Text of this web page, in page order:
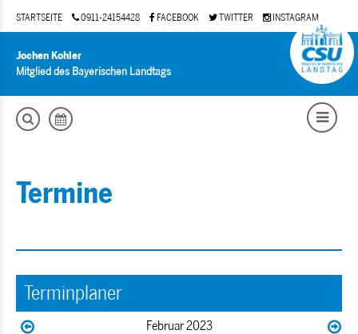
STARTSEITE 0911-24154428 FACEBOOK TWITTER INSTAGRAM
Jochen Kohler
Mitglied des Bayerischen Landtags
Termine
Terminplaner
Februar 2023